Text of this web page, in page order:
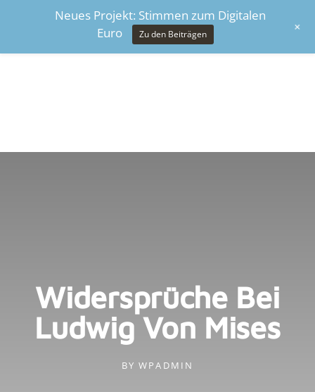
Widersprüche Bei
Ludwig Von Mises
BY WPADMIN
Neues Projekt: Stimmen zum Digitalen
Euro
Zu den Beiträgen +